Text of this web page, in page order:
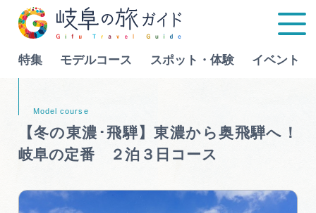
特集 モデルコース スポット・体験 イベント
特集
モデルコース
Language
【冬の東濃･飛騨】東濃から奥飛騨へ！
岐阜の定番 ２泊３日コース